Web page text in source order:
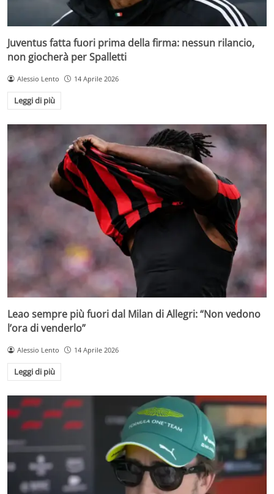
Juventus fatta fuori prima della firma: nessun rilancio,
non giocherà per Spalletti
Alessio Lento 14 Aprile 2026
Leggi di più
Leao sempre più fuori dal Milan di Allegri: “Non vedono
l’ora di venderlo”
Alessio Lento 14 Aprile 2026
Leggi di più